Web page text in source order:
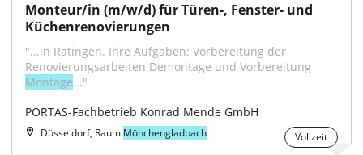
Monteur/in (m/w/d) für Türen-, Fenster- und
Küchenrenovierungen
"...in Ratingen. Ihre Aufgaben: Vorbereitung der
Montage..."
PORTAS-Fachbetrieb Konrad Mende GmbH
Düsseldorf, Raum Mönchengladbach Vollzeit